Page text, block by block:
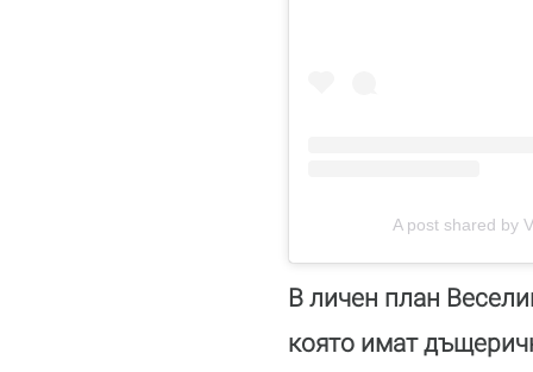
A post shared by
В личен план
която имат